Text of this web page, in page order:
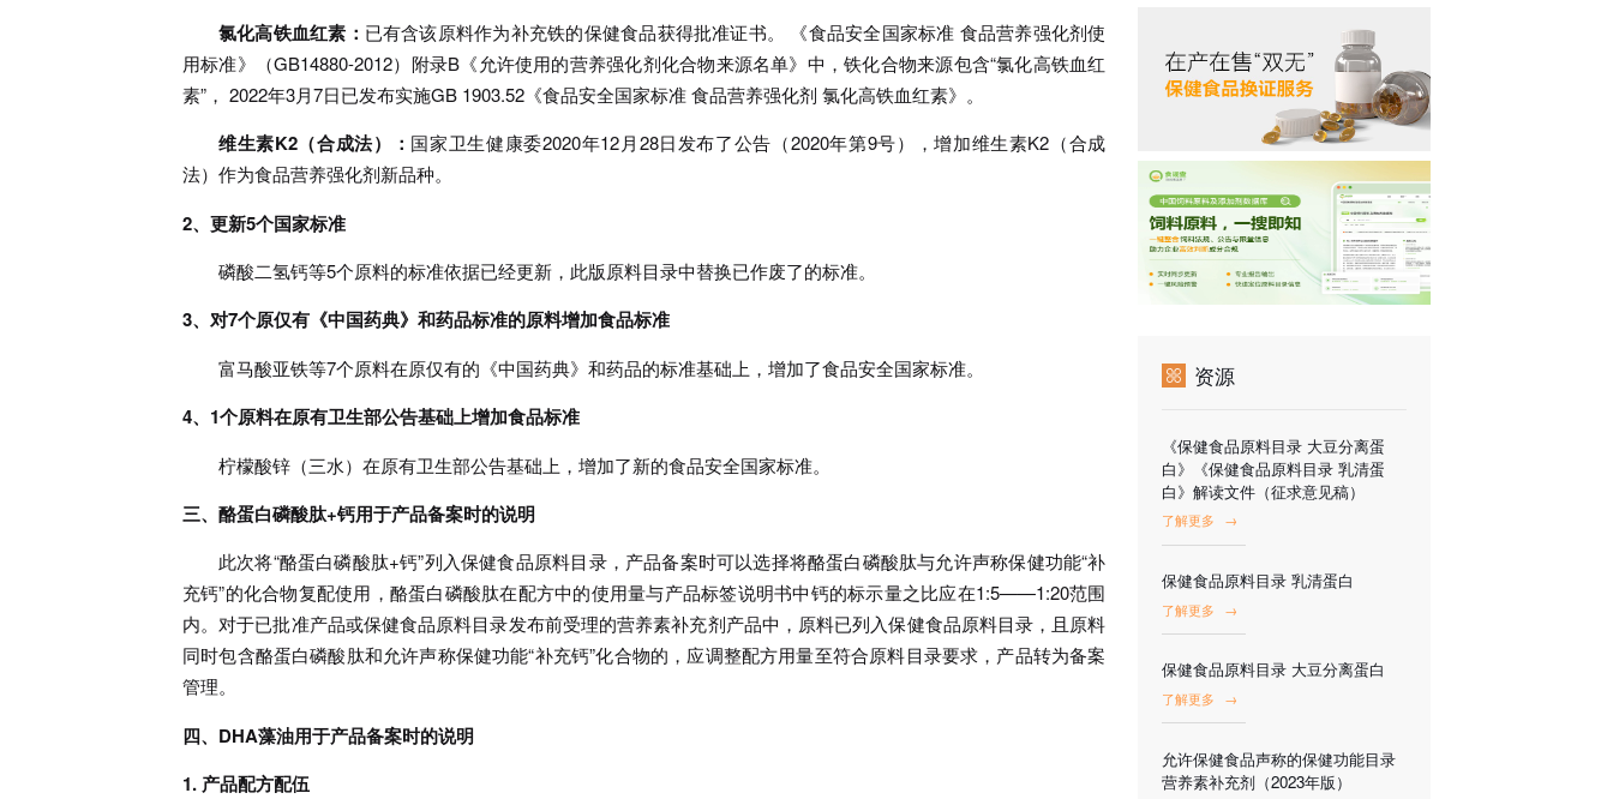
氯化高铁血红素： 已有含该原料作为补充铁的保健食品获得批准证书。 《食品安全国家标准 食品营养强化剂使
用标准》（GB14880-2012）附录B《允许使用的营养强化剂化合物来源名单》中，铁化合物来源包含“氯化高铁血红
素”， 2022年3月7日已发布实施GB 1903.52《食品安全国家标准 食品营养强化剂 氯化高铁血红素》。
维生素K2（合成法）： 国家卫生健康委2020年12月28日发布了公告（2020年第9号），增加维生素K2（合成
法）作为食品营养强化剂新品种。
2、更新5个国家标准
磷酸二氢钙等5个原料的标准依据已经更新，此版原料目录中替换已作废了的标准。
3、对7个原仅有《中国药典》和药品标准的原料增加食品标准
富马酸亚铁等7个原料在原仅有的《中国药典》和药品的标准基础上，增加了食品安全国家标准。
4、1个原料在原有卫生部公告基础上增加食品标准
柠檬酸锌（三水）在原有卫生部公告基础上，增加了新的食品安全国家标准。
三、酪蛋白磷酸肽+钙用于产品备案时的说明
此次将“酪蛋白磷酸肽+钙”列入保健食品原料目录，产品备案时可以选择将酪蛋白磷酸肽与允许声称保健功能“补
充钙”的化合物复配使用，酪蛋白磷酸肽在配方中的使用量与产品标签说明书中钙的标示量之比应在1:5——1:20范围
内。对于已批准产品或保健食品原料目录发布前受理的营养素补充剂产品中，原料已列入保健食品原料目录，且原料
同时包含酪蛋白磷酸肽和允许声称保健功能“补充钙”化合物的，应调整配方用量至符合原料目录要求，产品转为备案
管理。
四、DHA藻油用于产品备案时的说明
1. 产品配方配伍
资源
《保健食品原料目录 大豆分离蛋
白》《保健食品原料目录 乳清蛋
白》解读文件（征求意见稿）
了解更多 →
保健食品原料目录 乳清蛋白
了解更多 →
保健食品原料目录 大豆分离蛋白
了解更多 →
允许保健食品声称的保健功能目录
营养素补充剂（2023年版）